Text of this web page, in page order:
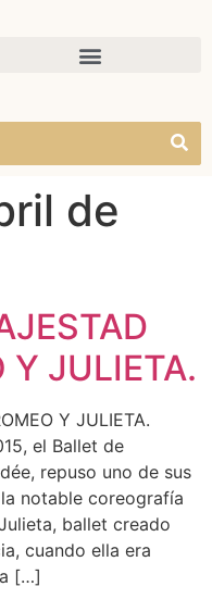
de
Y JULIETA.
Y JULIETA.
el Ballet de
repuso uno de sus
notable coreografía
ballet creado
cuando ella era
[…]